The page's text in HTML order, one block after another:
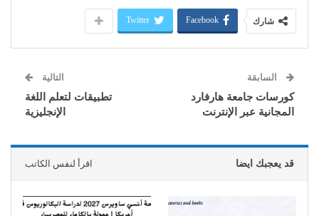
شارك Facebook
Twitter
السابقة
كورسات جامعة هارفارد
المجانية عبر الإنترنت
التالية
تطبيقات لتعلم اللغة
الإنجليزية
قد يعجبك ايضا اقرأ لنفس الكاتب